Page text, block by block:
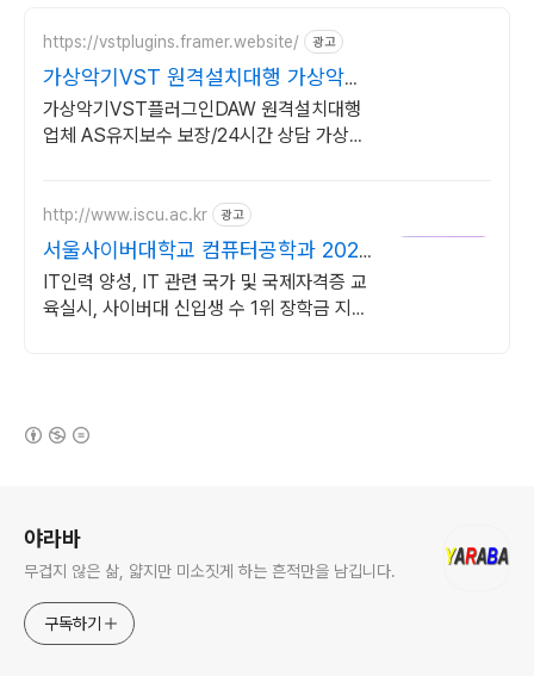
https://vstplugins.framer.website/ 광고
가상악기VST 원격설치대행 가상악기
플러그인 원격설치대행
가상악기VST플러그인DAW 원격설치대행
업체 AS유지보수 보장/24시간 상담 가상악
http://www.iscu.ac.kr 광고
서울사이버대학교 컴퓨터공학과 2026
가을학기 신편입생
IT인력 양성, IT 관련 국가 및 국제자격증 교
육실시, 사이버대 신입생 수 1위 장학금 지급
야라바
무겁지 않은 삶, 얇지만 미소짓게 하는 흔적만을 남깁니다.
구독하기